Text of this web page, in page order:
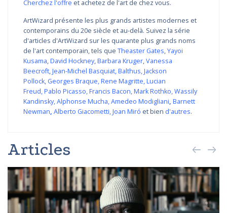
Cherchez l'offre et achetez de l'art de chez vous.
ArtWizard présente les plus grands artistes modernes et
contemporains du 20e siècle et au-delà. Suivez la série
d'articles d'ArtWizard sur les quarante plus grands noms
de l'art contemporain, tels que Theaster Gates,Yayoi
Kusama,David Hockney,Barbara Kruger,Vanessa
Beecroft,Jean-Michel Basquiat,Balthus,Jackson
Pollock, Georges Braque,Rene Magritte,Lucian
Freud,Pablo Picasso,Francis Bacon,Mark Rothko,Wassily
Kandinsky,Alphonse Mucha,Amedeo Modigliani, Barnett
Newman, Alberto Giacometti,Joan Miró et bien d'autres.
Articles